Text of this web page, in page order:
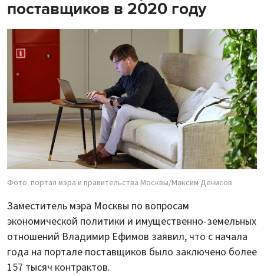
поставщиков в 2020 году
Фото: портал мэра и правительства Москвы/Максим Денисов
Заместитель мэра Москвы по вопросам
экономической политики и имущественно-земельных
отношений Владимир Ефимов заявил, что с начала
года на портале поставщиков было заключено более
157 тысяч контрактов.